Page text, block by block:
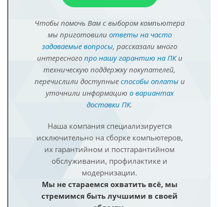
Чтобы помочь Вам с выбором компьютера
мы приготовили ответы на часто
задаваемые вопросы, рассказали много
интересного про нашу гарантию на ПКи
техническую поддержку покупателей,
перечислили доступные способы оплатыи
уточнили информацию о вариантах
доставки ПК.
Наша компания специализируется
исключительно на сборке компьютеров,
их гарантийном и постгарантийном
обслуживании, профилактике и
модернизации.
Мы не стараемся охватить всё, мы
стремимся быть лучшими в своей